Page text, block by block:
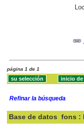
página 1 de 1
Refinar la búsqueda
Base de datos fons :